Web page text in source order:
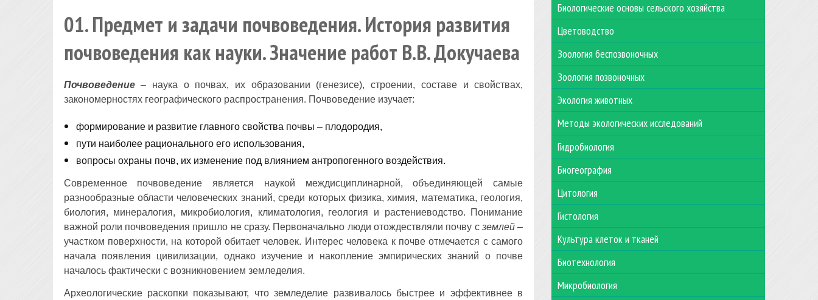
01. Предмет и задачи почвоведения. История развития
почвоведения как науки. Значение работ В.В. Докучаева
Почвоведение – наука о почвах, их образовании (генезисе), строении, составе и свойствах,
закономерностях географического распространения. Почвоведение изучает:
формирование и развитие главного свойства почвы – плодородия,
пути наиболее рационального его использования,
вопросы охраны почв, их изменение под влиянием антропогенного воздействия.
Cовременное почвоведение является наукой междисциплинарной, объединяющей самые
разнообразные области человеческих знаний, среди которых физика, химия, математика, геология,
биология, минералогия, микробиология, климатология, геология и растениеводство. Понимание
важной роли почвоведения пришло не сразу. Первоначально люди отождествляли почву с землей–
участком поверхности, на которой обитает человек. Интерес человека к почве отмечается с самого
начала появления цивилизации, однако изучение и накопление эмпирических знаний о почве
началось фактически с возникновением земледелия.
Археологические раскопки показывают, что земледелие развивалось быстрее и эффективнее в
Биологические основы сельского хозяйства
Цветоводство
Зоология беспозвоночных
Зоология позвоночных
Экология животных
Методы экологических исследований
Гидробиология
Биогеография
Цитология
Гистология
Культура клеток и тканей
Биотехнология
Микробиология